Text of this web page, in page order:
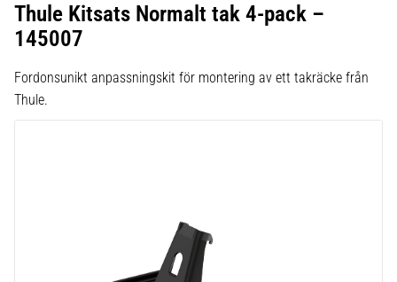
Thule Kitsats Normalt tak 4-pack –
145007
Fordonsunikt anpassningskit för montering av ett takräcke från
Thule.